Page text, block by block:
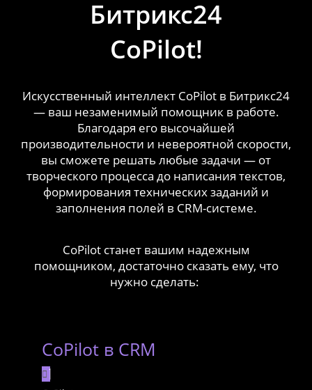
Битрикс24
CoPilot!
Искусственный интеллект CoPilot в Битрикс24
— ваш незаменимый помощник в работе.
Благодаря его высочайшей
производительности и невероятной скорости,
вы сможете решать любые задачи — от
творческого процесса до написания текстов,
формирования технических заданий и
заполнения полей в CRM-системе.
CoPilot станет вашим надежным
помощником, достаточно сказать ему, что
нужно сделать:
CoPilot в CRM